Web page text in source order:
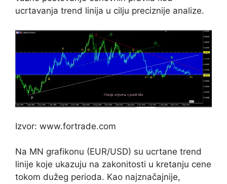
ucrtavanja trend linija u cilju preciznije analize.
Izvor: www.fortrade.com
Na MN grafikonu (EUR/USD) su ucrtane trend
linije koje ukazuju na zakonitosti u kretanju cene
tokom dužeg perioda. Kao najznačajnije,